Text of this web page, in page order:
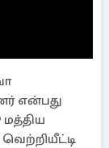
என்பது
மத்திய